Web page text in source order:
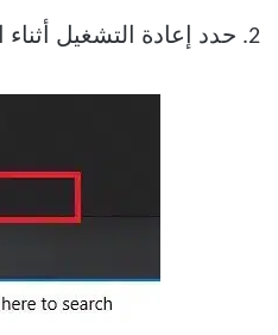
2. حدد إعادة التشغيل أثناء الضغط على مفتاح Shift.